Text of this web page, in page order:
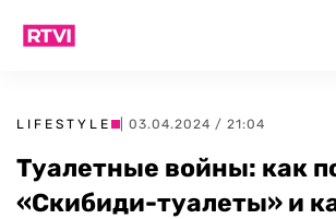
LIFESTYLE | 03.04.2024 / 21:04
Туалетные войны: как
«Скибиди-туалеты» и